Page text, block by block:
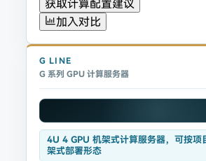
获取计算配置建议
加入对比
G LINE
G 系列 GPU 计算服务器
4U 4 GPU 机架式计算服务器，可按项
架式部署形态